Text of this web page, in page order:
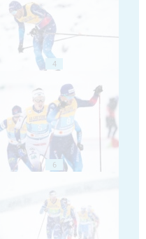
4
6